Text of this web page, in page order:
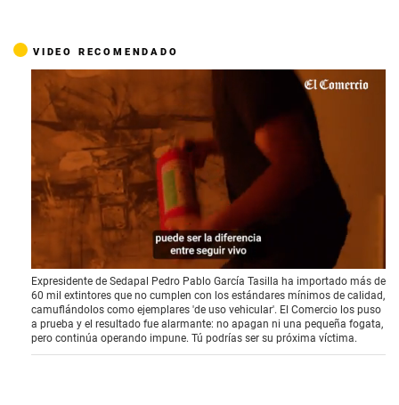
VIDEO RECOMENDADO
0
o
f
1
2
m
i
Expresidente de Sedapal Pedro Pablo García Tasilla ha importado más de
60 mil extintores que no cumplen con los estándares mínimos de calidad,
camuflándolos como ejemplares 'de uso vehicular'. El Comercio los puso
a prueba y el resultado fue alarmante: no apagan ni una pequeña fogata,
pero continúa operando impune. Tú podrías ser su próxima víctima.